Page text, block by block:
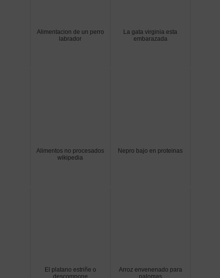
Alimentacion de un perro
labrador
La gata virginia esta
embarazada
Alimentos no procesados
wikipedia
Nepro bajo en proteinas
El platano estriñe o
descompone
Arroz envenenado para
palomas